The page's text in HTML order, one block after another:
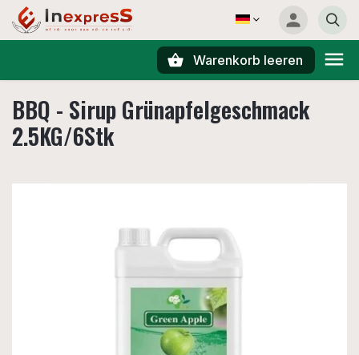
Warenkorb leeren
BBQ - Sirup Grünapfelgeschmack
2.5KG/6Stk